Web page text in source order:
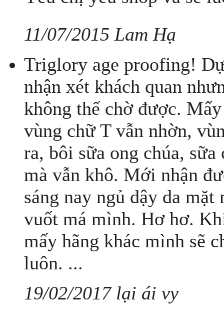
11/07/2015 Lam Hạ
Triglory age proofing!
nhận xét khách quan
không thể chờ được.
vùng chữ T vẫn nhờn,
ra, bôi sữa ong chúa,
mà vẫn khô. Mới nhận
sáng nay ngủ dậy da
vuốt má mình. Hơ hơ.
mấy hãng khác mình sẽ
luôn. ...
19/02/2017 lại ái vy